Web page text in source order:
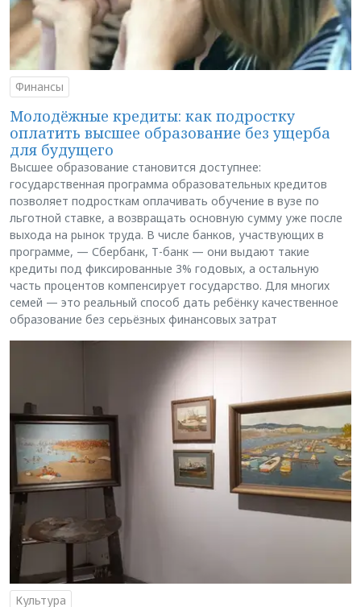
Финансы
Молодёжные кредиты: как подростку
оплатить высшее образование без ущерба
для будущего
Высшее образование становится доступнее:
государственная программа образовательных кредитов
позволяет подросткам оплачивать обучение в вузе по
льготной ставке, а возвращать основную сумму уже после
выхода на рынок труда. В числе банков, участвующих в
программе, — Сбербанк, Т-банк — они выдают такие
кредиты под фиксированные 3% годовых, а остальную
часть процентов компенсирует государство. Для многих
семей — это реальный способ дать ребёнку качественное
образование без серьёзных финансовых затрат
Культура